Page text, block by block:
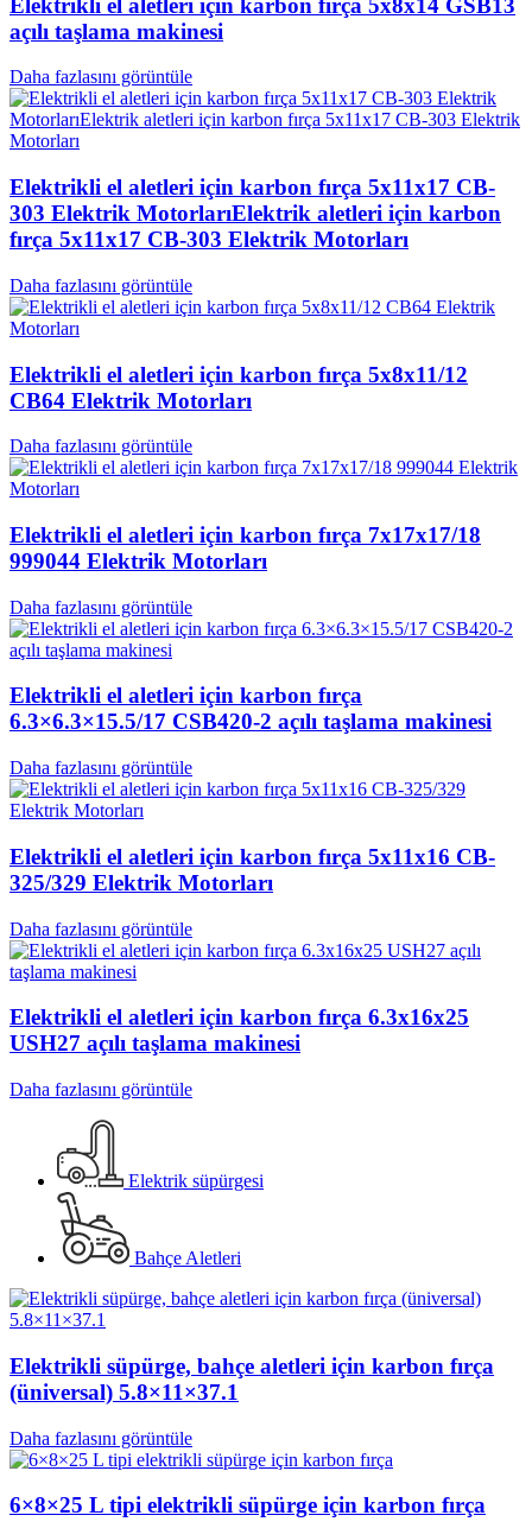
Elektrikli el aletleri için karbon fırça 5x8x14 GSB13
açılı taşlama makinesi
Daha fazlasını görüntüle
Elektrikli el aletleri için karbon fırça 5x11x17 CB-
303 Elektrik MotorlarıElektrik aletleri için karbon
fırça 5x11x17 CB-303 Elektrik Motorları
Daha fazlasını görüntüle
Elektrikli el aletleri için karbon fırça 5x8x11/12
CB64 Elektrik Motorları
Daha fazlasını görüntüle
Elektrikli el aletleri için karbon fırça 7x17x17/18
999044 Elektrik Motorları
Daha fazlasını görüntüle
Elektrikli el aletleri için karbon fırça
6.3×6.3×15.5/17 CSB420-2 açılı taşlama makinesi
Daha fazlasını görüntüle
Elektrikli el aletleri için karbon fırça 5x11x16 CB-
325/329 Elektrik Motorları
Daha fazlasını görüntüle
Elektrikli el aletleri için karbon fırça 6.3x16x25
USH27 açılı taşlama makinesi
Daha fazlasını görüntüle
Elektrik süpürgesi
Bahçe Aletleri
Elektrikli süpürge, bahçe aletleri için karbon fırça
(üniversal) 5.8×11×37.1
Daha fazlasını görüntüle
6×8×25 L tipi elektrikli süpürge için karbon fırça